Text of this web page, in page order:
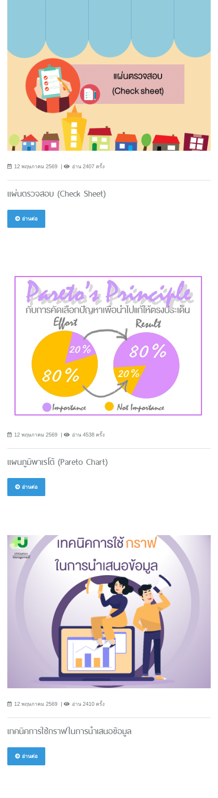
12 พฤษภาคม 2569 อ่าน 2407 ครั้ง
แผ่นตรวจสอบ (Check Sheet)
อ่านต่อ
12 พฤษภาคม 2569 อ่าน 4538 ครั้ง
แผนภูมิพาเรโต้ (Pareto Chart)
อ่านต่อ
12 พฤษภาคม 2569 อ่าน 2410 ครั้ง
เทคนิคการใช้กราฟในการนำเสนอข้อมูล
อ่านต่อ